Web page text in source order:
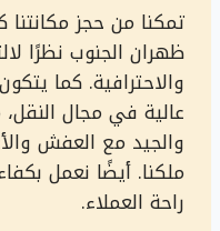
تمكنا من حجز
ظهران الجنوب نظرًا
والاحترافية. كما
عالية في مجال
والجيد مع العفش
ملكنا. أيضًا نعمل
راحة العملاء.